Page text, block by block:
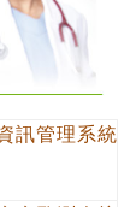
訊管理系統